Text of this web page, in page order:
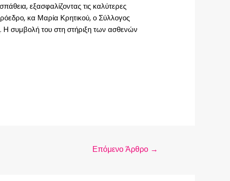
εξασφαλίζοντας τις καλύτερες
κα Μαρία Κρητικού, ο Σύλλογος
Η συμβολή του στη στήριξη των ασθενών
Επόμενο Άρθρο →